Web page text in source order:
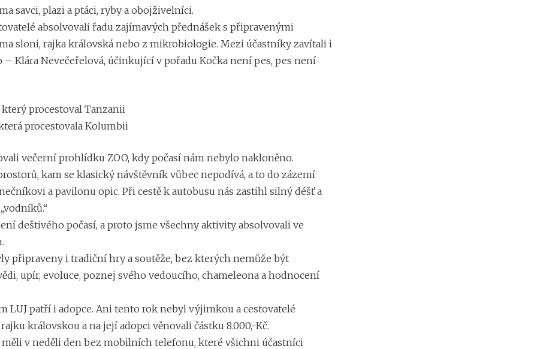
savci, plazi a ptáci, ryby a obojživelníci.
absolvovali řadu zajímavých přednášek s připravenými
sloni, rajka královská nebo z mikrobiologie. Mezi účastníky zavítali i
– Klára Nevečeřelová, účinkující v pořadu Kočka není pes, pes není
procestoval Tanzanii
procestovala Kolumbii
večerní prohlídku ZOO, kdy počasí nám nebylo nakloněno.
kam se klasický návštěvník vůbec nepodívá, a to do zázemí
a pavilonu opic. Při cestě k autobusu nás zastihl silný déšť a
deštivého počasí, a proto jsme všechny aktivity absolvovali ve
připraveny i tradiční hry a soutěže, bez kterých nemůže být
upír, evoluce, poznej svého vedoucího, chameleona a hodnocení
LUJ patří i adopce. Ani tento rok nebyl výjimkou a cestovatelé
královskou a na její adopci věnovali částku 8.000,-Kč.
v neděli den bez mobilních telefonu, které všichni účastníci